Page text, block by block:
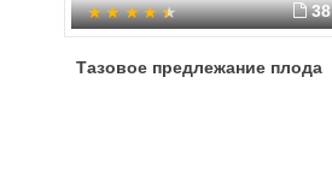
38
Тазовое предлежание плода